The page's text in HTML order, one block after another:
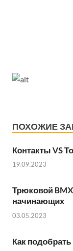
ПОХОЖИЕ
Контакты VS
19.09.2023
Трюковой
начинающих
03.05.2023
Как